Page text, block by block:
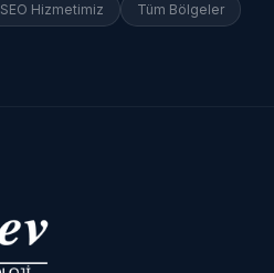
SEO Hizmetimiz Tüm Bölgeler